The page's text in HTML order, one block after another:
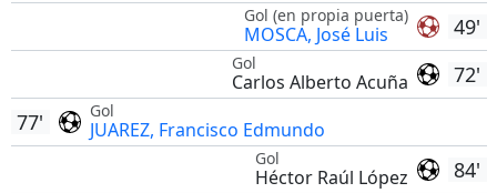
49'
Gol (en propia puerta)
MOSCA, José Luis
72'
Gol
Carlos Alberto Acuña
Gol
JUAREZ, Francisco Edmundo
77'
84'
Gol
Héctor Raúl López